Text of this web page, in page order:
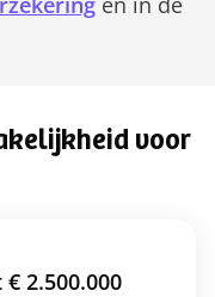
voor
2.500.000